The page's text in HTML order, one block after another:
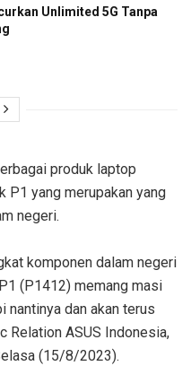
Unlimited 5G Tanpa
produk laptop
P1 yang merupakan yang
negeri.
komponen dalam negeri
(P1412) memang masi
nantinya dan akan terus
Relation ASUS Indonesia,
(15/8/2023).